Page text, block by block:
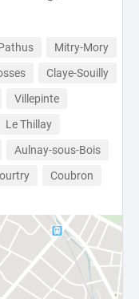
Mitry-Mory
Claye-Souilly
Villepinte
Le Thillay
Aulnay-sous-Bois
Coubron